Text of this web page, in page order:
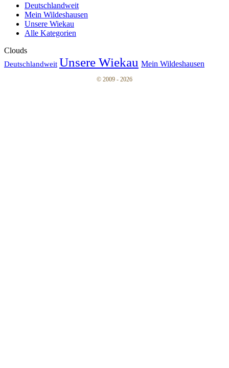
Deutschlandweit
Mein Wildeshausen
Unsere Wiekau
Alle Kategorien
Clouds
Deutschlandweit Unsere Wiekau Mein Wildeshausen
© 2009 - 2026